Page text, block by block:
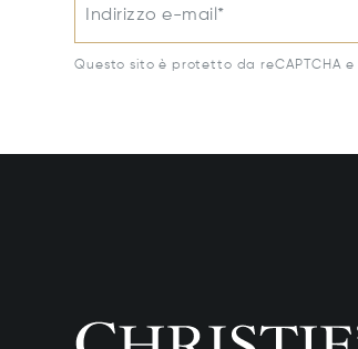
Indirizzo e-mail*
Questo sito è protetto da reCAPTCHA